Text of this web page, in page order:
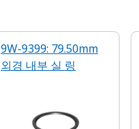
9W-9399: 79.50mm
외경 내부 실 링